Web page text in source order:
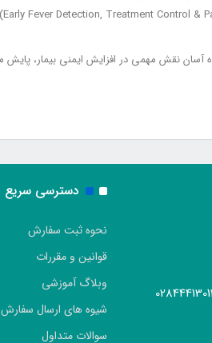
دسترسی سریع
نحوه ثبت سفارش
قوانین و مقررات
وبلاگ آموزشی
شیوه های ارسال سفارش
سوالات متداول